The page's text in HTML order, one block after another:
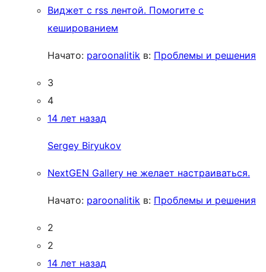
Виджет с rss лентой. Помогите с
кешированием
Начато: paroonalitik в: Проблемы и решения
3
4
14 лет назад
Sergey Biryukov
NextGEN Gallery не желает настраиваться.
Начато: paroonalitik в: Проблемы и решения
2
2
14 лет назад